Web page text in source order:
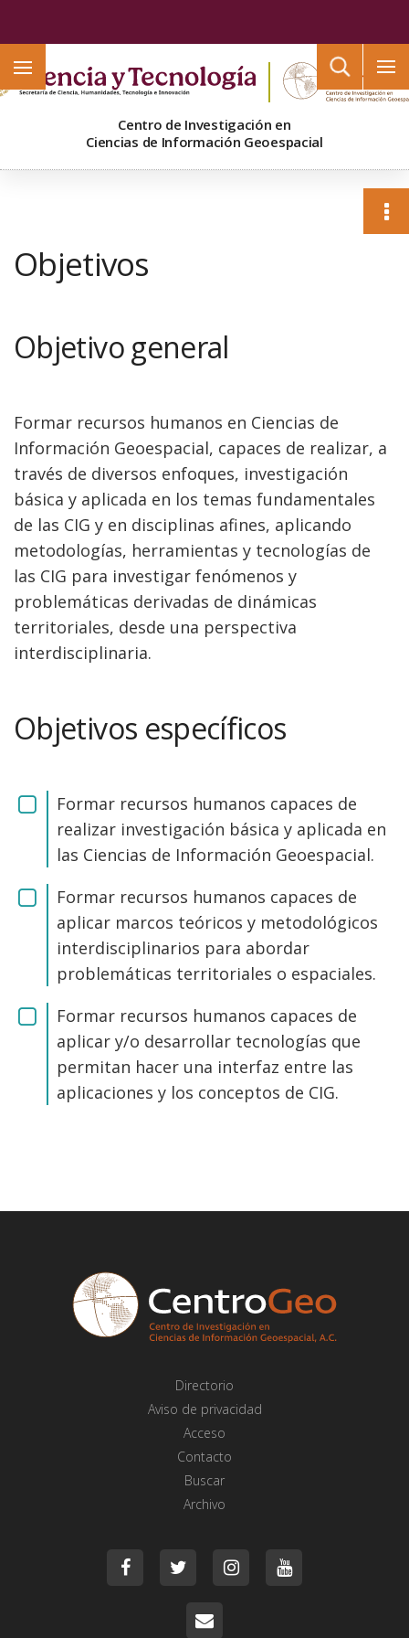
Centro de Investigación en
Ciencias de Información Geoespacial
Objetivos
Objetivo general
Formar recursos humanos en Ciencias de
Información Geoespacial, capaces de realizar, a
través de diversos enfoques, investigación
básica y aplicada en los temas fundamentales
de las CIG y en disciplinas afines, aplicando
metodologías, herramientas y tecnologías de
las CIG para investigar fenómenos y
problemáticas derivadas de dinámicas
territoriales, desde una perspectiva
interdisciplinaria.
Objetivos específicos
Formar recursos humanos capaces de
realizar investigación básica y aplicada en
las Ciencias de Información Geoespacial.
Formar recursos humanos capaces de
aplicar marcos teóricos y metodológicos
interdisciplinarios para abordar
problemáticas territoriales o espaciales.
Formar recursos humanos capaces de
aplicar y/o desarrollar tecnologías que
permitan hacer una interfaz entre las
aplicaciones y los conceptos de CIG.
Directorio
Aviso de privacidad
Acceso
Contacto
Buscar
Archivo